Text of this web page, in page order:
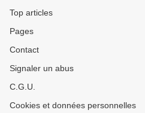
Top articles
Pages
Contact
Signaler un abus
C.G.U.
Cookies et données personnelles